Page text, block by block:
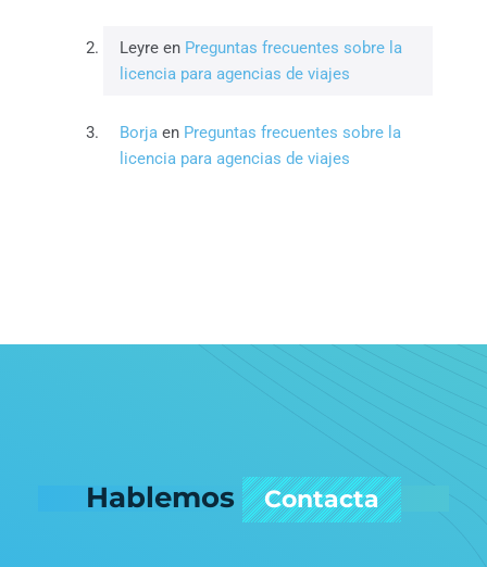
Leyre en Preguntas frecuentes sobre la
licencia para agencias de viajes
Borja en Preguntas frecuentes sobre la
licencia para agencias de viajes
Hablemos Contacta